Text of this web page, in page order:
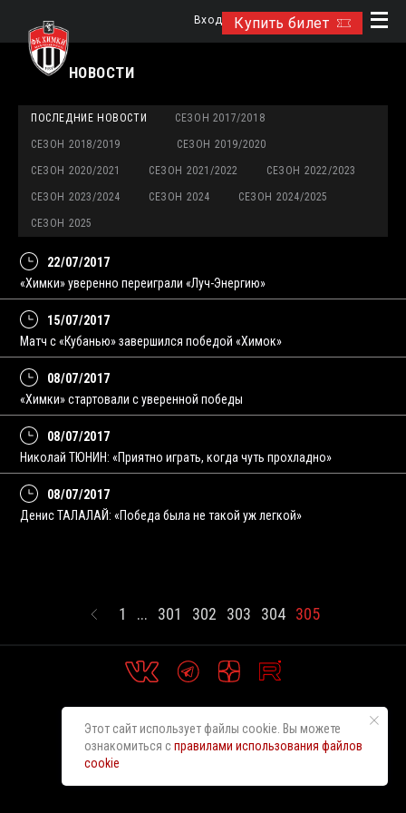
Купить билет
Вход
НОВОСТИ
ПОСЛЕДНИЕ НОВОСТИ СЕЗОН 2017/2018
СЕЗОН 2018/2019 СЕЗОН 2019/2020
СЕЗОН 2020/2021 СЕЗОН 2021/2022 СЕЗОН 2022/2023
СЕЗОН 2023/2024 СЕЗОН 2024 СЕЗОН 2024/2025
СЕЗОН 2025
22/07/2017
«Химки» уверенно переиграли «Луч-Энергию»
15/07/2017
Матч с «Кубанью» завершился победой «Химок»
08/07/2017
«Химки» стартовали с уверенной победы
08/07/2017
Николай ТЮНИН: «Приятно играть, когда чуть прохладно»
08/07/2017
Денис ТАЛАЛАЙ: «Победа была не такой уж легкой»
1 ... 301 302 303 304 305
Этот сайт использует файлы cookie. Вы можете
ознакомиться справилами использования файлов
cookie